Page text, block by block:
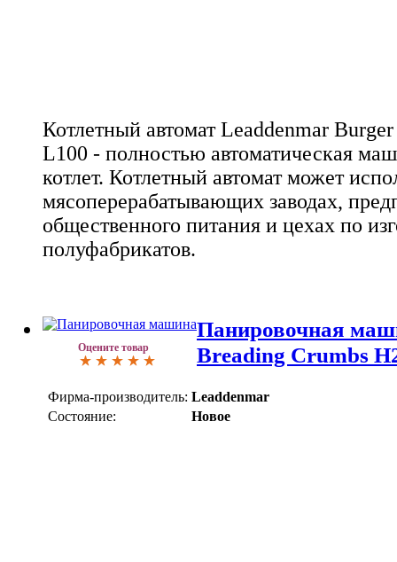
Котлетный автомат Leaddenmar
L100 - полностью автоматическая
котлет. Котлетный автомат может
мясоперерабатывающих заводах,
общественного питания и цехах по
полуфабрикатов.
Оцените товар
Панировочная
Breading Crumbs
Фирма-производитель: Leaddenmar
Состояние:
Новое